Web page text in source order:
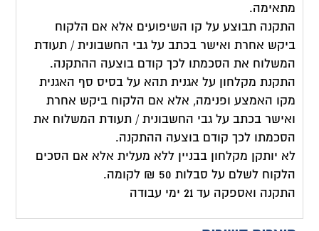
מתאימה.
התקנה תבוצע על קו השיפועים אלא אם הלקוח
ביקש אחרת ואישר בכתב על גבי החשבונית / תעודת
המשלוח את הסכמתו לכך קודם בוצעה ההתקנה.
התקנת מקלחון על אגנית תהא על בסיס סף האגנית
מקו האמצע ופנימה, אלא אם הלקוח ביקש אחרת
ואישר בכתב על גבי החשבונית / תעודת המשלוח את
הסכמתו לכך קודם בוצעה ההתקנה.
לא יותקן מקלחון בבניין ללא מעלית אלא אם הסכים
הלקוח לשלם על סבלות 50 ₪ לקומה.
התקנה ואספקה עד 21 ימי עבודה